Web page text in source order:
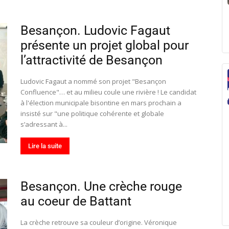
Besançon. Ludovic Fagaut
présente un projet global pour
l’attractivité de Besançon
Ludovic Fagaut a nommé son projet "Besançon
Confluence"… et au milieu coule une rivière ! Le candidat
à l'élection municipale bisontine en mars prochain a
insisté sur "une politique cohérente et globale
s’adressant à...
Lire la suite
Besançon. Une crèche rouge
au coeur de Battant
La crèche retrouve sa couleur d’origine. Véronique